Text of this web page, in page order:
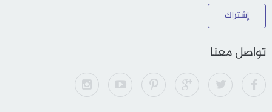
إشتراك
تواصل معنا